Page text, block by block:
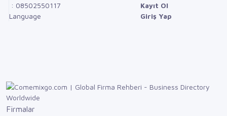
: 08502550117
Language
Kayıt Ol
Giriş Yap
Firmalar